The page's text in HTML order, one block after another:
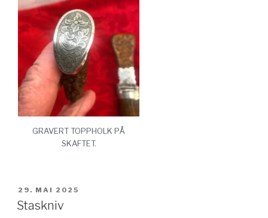
GRAVERT TOPPHOLK PÅ
SKAFTET.
PUBLISERT
29. MAI 2025
Staskniv